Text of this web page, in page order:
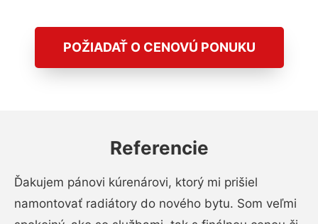
POŽIADAŤ O CENOVÚ PONUKU
Referencie
Ďakujem pánovi kúrenárovi, ktorý mi prišiel
namontovať radiátory do nového bytu. Som veľmi